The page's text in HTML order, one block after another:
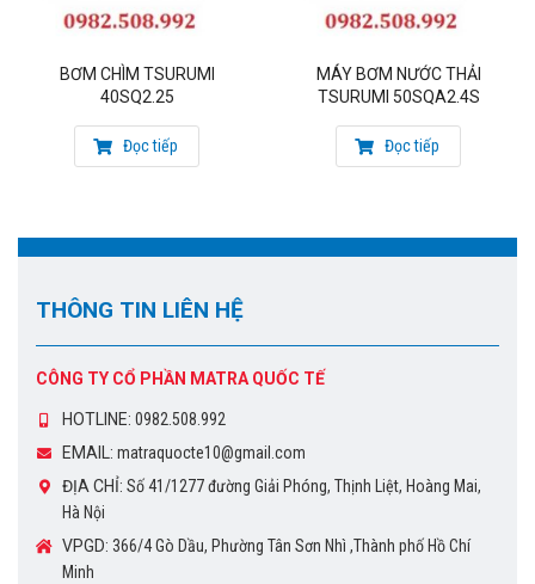
BƠM CHÌM TSURUMI
40SQ2.25
Đọc tiếp
MÁY BƠM NƯỚC THẢI
TSURUMI 50SQA2.4S
Đọc tiếp
THÔNG TIN LIÊN HỆ
CÔNG TY CỔ PHẦN MATRA QUỐC TẾ
HOTLINE: 0982.508.992
EMAIL: matraquocte10@gmail.com
ĐỊA CHỈ: Số 41/1277 đường Giải Phóng, Thịnh Liệt, Hoàng Mai,
Hà Nội
VPGD: 366/4 Gò Dầu, Phường Tân Sơn Nhì ,Thành phố Hồ Chí
Minh